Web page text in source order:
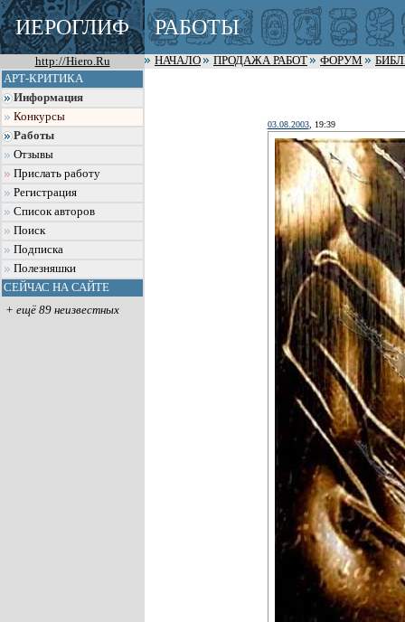
ИЕРОГЛИФ РАБОТЫ
http://Hiero.Ru НАЧАЛО ПРОДАЖА РАБОТ ФОРУМ
АРТ-КРИТИКА
Информация
Конкурсы
Работы
Отзывы
Прислать работу
Регистрация
Список авторов
Поиск
Подписка
Полезняшки
СЕЙЧАС НА САЙТЕ
+ ещё 89 неизвестных
03.08.2003, 19:39